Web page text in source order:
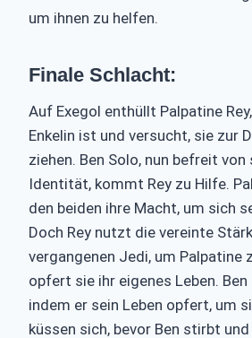
um ihnen zu helfen.
Finale Schlacht:
Auf Exegol enthüllt Palpatine
Enkelin ist und versucht, sie zur
ziehen. Ben Solo, nun befreit von
Identität, kommt Rey zu Hilfe.
den beiden ihre Macht, um sich
Doch Rey nutzt die vereinte
vergangenen Jedi, um Palpatine
opfert sie ihr eigenes Leben.
indem er sein Leben opfert, um
küssen sich, bevor Ben stirbt